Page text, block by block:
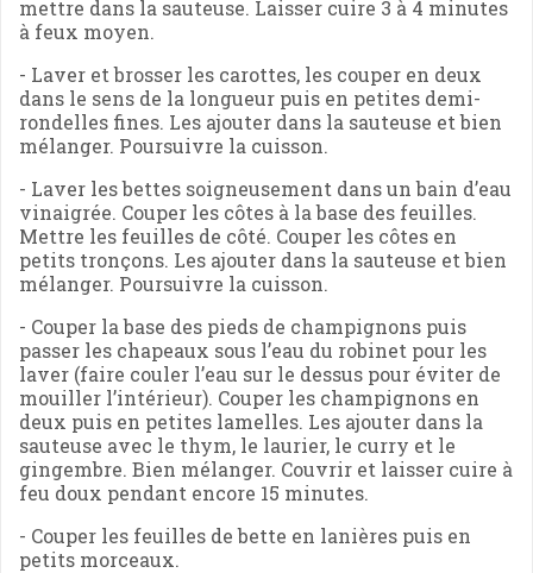
mettre dans la sauteuse. Laisser cuire 3 à 4 minutes
à feux moyen.
- Laver et brosser les carottes, les couper en deux
dans le sens de la longueur puis en petites demi-
rondelles fines. Les ajouter dans la sauteuse et bien
mélanger. Poursuivre la cuisson.
- Laver les bettes soigneusement dans un bain d’eau
vinaigrée. Couper les côtes à la base des feuilles.
Mettre les feuilles de côté. Couper les côtes en
petits tronçons. Les ajouter dans la sauteuse et bien
mélanger. Poursuivre la cuisson.
- Couper la base des pieds de champignons puis
passer les chapeaux sous l’eau du robinet pour les
laver (faire couler l’eau sur le dessus pour éviter de
mouiller l’intérieur). Couper les champignons en
deux puis en petites lamelles. Les ajouter dans la
sauteuse avec le thym, le laurier, le curry et le
gingembre. Bien mélanger. Couvrir et laisser cuire à
feu doux pendant encore 15 minutes.
- Couper les feuilles de bette en lanières puis en
petits morceaux.